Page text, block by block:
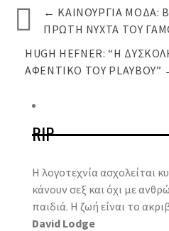
← ΚΑΙΝΟΎΡΓΙΑ ΜΌΔΑ:
ΠΡΏΤΗ ΝΎΧΤΑ ΤΟΥ
HUGH HEFNER: “Η
ΑΦΕΝΤΙΚΌ ΤΟΥ PLAYBOY”
RIP
Η λογοτεχνία ασχολείται
κάνουν σεξ και όχι με
παιδιά. Η ζωή είναι το
David Lodge